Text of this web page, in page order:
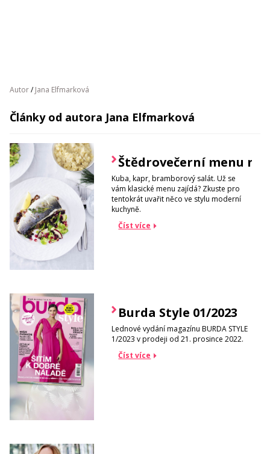
Autor/ Jana Elfmarková
Články od autora Jana Elfmarková
Štědrovečerní menu
Kuba, kapr, bramborový salát. Už se
vám klasické menu zajídá? Zkuste pro
tentokrát uvařit něco ve stylu moderní
kuchyně.
Číst více
Burda Style 01/2023
Lednové vydání magazínu BURDA STYLE
1/2023 v prodeji od 21. prosince 2022.
Číst více